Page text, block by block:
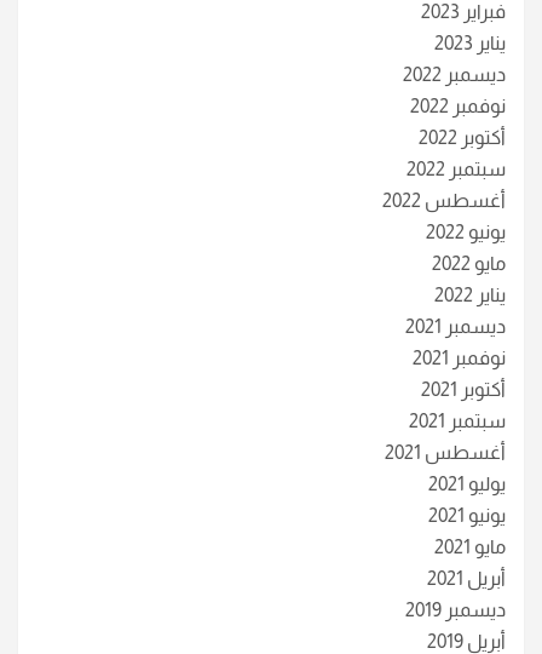
فبراير 2023
يناير 2023
ديسمبر 2022
نوفمبر 2022
أكتوبر 2022
سبتمبر 2022
أغسطس 2022
يونيو 2022
مايو 2022
يناير 2022
ديسمبر 2021
نوفمبر 2021
أكتوبر 2021
سبتمبر 2021
أغسطس 2021
يوليو 2021
يونيو 2021
مايو 2021
أبريل 2021
ديسمبر 2019
أبريل 2019